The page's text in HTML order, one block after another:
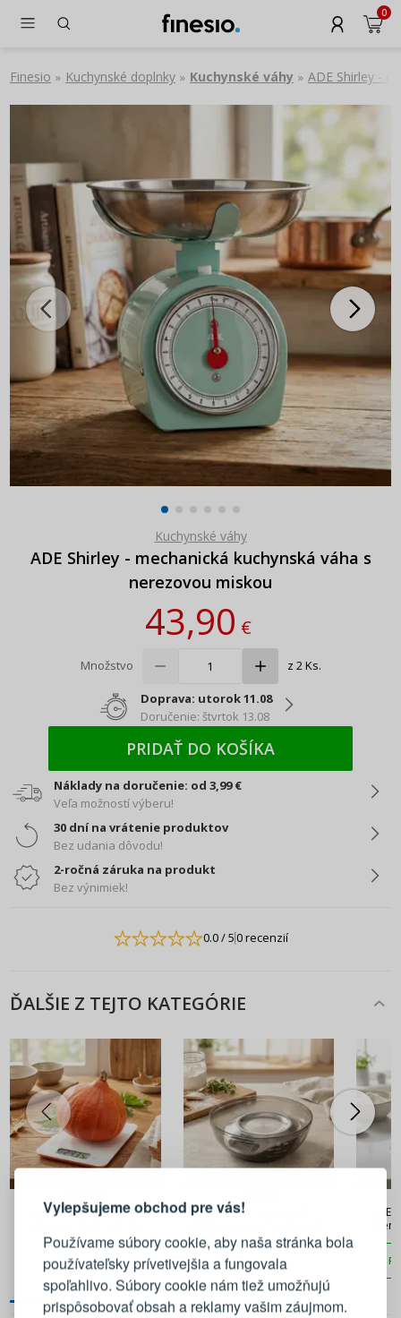
Vylepšujeme obchod pre vás!
Používame súbory cookie, aby naša stránka bola
používateľsky prívetivejšia a fungovala
spoľahlivo. Súbory cookie nám tiež umožňujú
prispôsobovať obsah a reklamy vašim záujmom.
0
Finesio » Kuchynské doplnky » Kuchynské váhy » ADE Shirley -
Kuchynské váhy
ADE Shirley - mechanická kuchynská váha s
nerezovou miskou
43,90€
Množstvo z 2 Ks.
Doprava: utorok 11.08
Doručenie: štvrtok 13.08
PRIDAŤ DO KOŠÍKA
Náklady na doručenie: od 3,99 €
Veľa možností výberu!
30 dní na vrátenie produktov
Bez udania dôvodu!
2-ročná záruka na produkt
Bez výnimiek!
0.0/ 50 recenzií
ĎALŠIE Z TEJTO KATEGÓRIE
TESCOMA Accura biela -
kuchynská váha
PRIDAŤ DO KOŠÍKA
TESCOMA GrandCHEF -
s miskou
PRIDAŤ DO KOŠÍKA
PRIHLÁSENIE REGISTRÁCIA
Prihláste sa k svojmu účtu